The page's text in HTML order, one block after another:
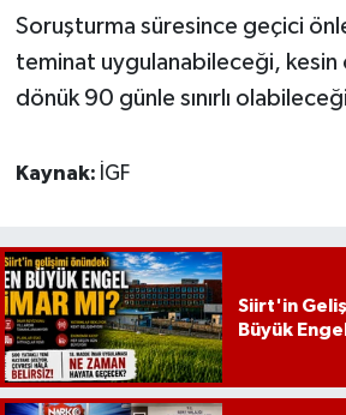
Soruşturma süresince geçici
teminat uygulanabileceği, kesin
dönük 90 günle sınırlı
Kaynak: İGF
Siirt'in
Büyük